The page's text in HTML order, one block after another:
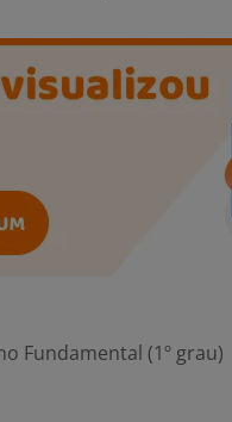
Fundamental (1º grau)